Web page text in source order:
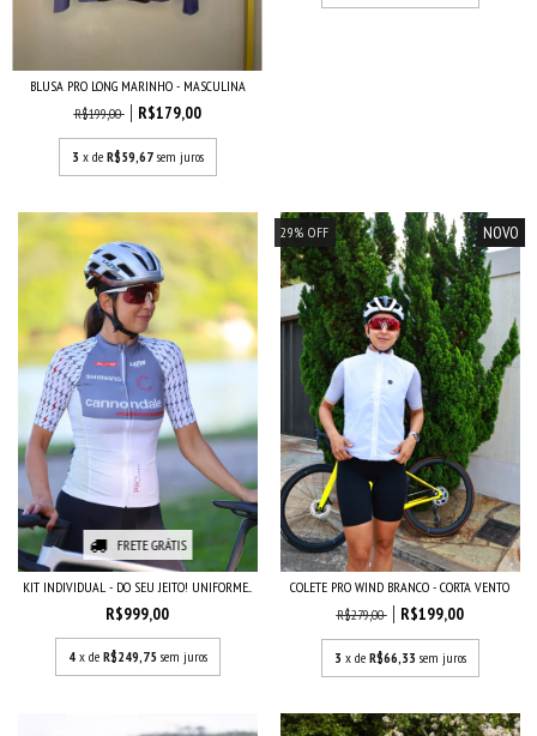
BLUSA PRO LONG MARINHO - MASCULINA
R$199,00
R$179,00
3 x de R$59,67 sem juros
FRETE GRÁTIS
KIT INDIVIDUAL - DO SEU JEITO! UNIFORME...
R$999,00
4 x de R$249,75 sem juros
29% OFF NOVO
COLETE PRO WIND BRANCO - CORTA VENTO
R$279,00
R$199,00
3 x de R$66,33 sem juros